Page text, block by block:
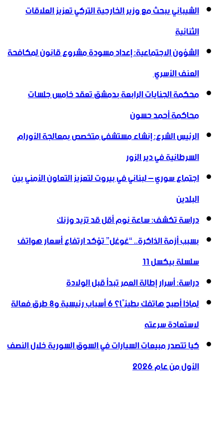
الشيباني يبحث مع وزير الخارجية التركي تعزيز العلاقات
الثنائية
الشؤون الاجتماعية: إعداد مسودة مشروع قانون لمكافحة
العنف الأسري ‏
محكمة الجنايات الرابعة بدمشق تعقد خامس جلسات
محاكمة أحمد حسون
الرئيس الشرع: إنشاء ‌‏مستشفى متخصص بمعالجة الأورام
السرطانية في دير الزور
اجتماع سوري – لبناني في بيروت لتعزيز التعاون ‏الأمني ‏بين
البلدين
دراسة تكشف: ساعة نوم أقل قد تزيد وزنك
بسبب أزمة الذاكرة.. “غوغل” تؤكد ارتفاع أسعار هواتف
سلسلة بيكسل 11
دراسة: أسرار إطالة العمر تبدأ قبل الولادة
لماذا أصبح هاتفك بطيئًا؟ 6 أسباب رئيسية و8 طرق فعالة
لاستعادة سرعته
كيا تتصدر مبيعات السيارات في السوق السورية خلال النصف
الأول من عام 2026